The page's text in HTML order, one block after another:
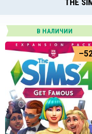
THE
В НАЛИЧИИ